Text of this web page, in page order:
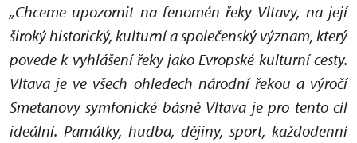
„Chceme upozornit na fenomén řeky Vltavy, na její
široký historický, kulturní a společenský význam, který
povede k vyhlášení řeky jako Evropské kulturní cesty.
Vltava je ve všech ohledech národní řekou a výročí
Smetanovy symfonické básně Vltava je pro tento cíl
ideální. Památky, hudba, dějiny, sport, každodenní